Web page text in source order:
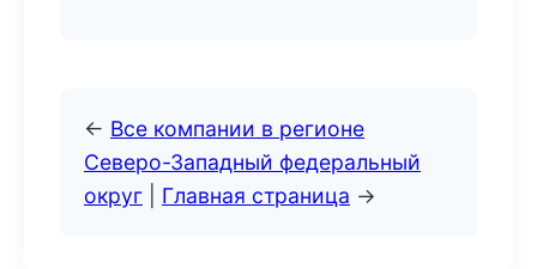
← Все компании в регионе
Северо-Западный федеральный
округ
Главная страница →